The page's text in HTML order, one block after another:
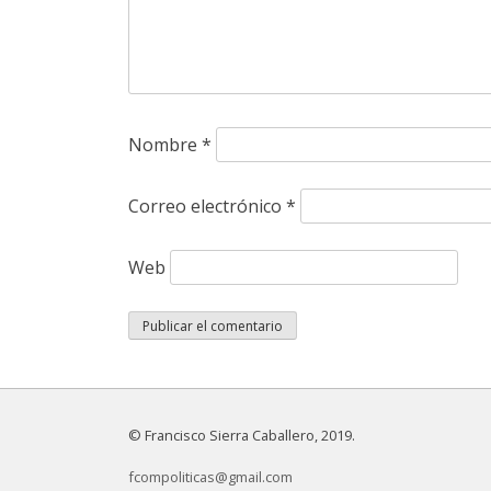
Nombre *
Correo electrónico *
Web
© Francisco Sierra Caballero, 2019.
fcompoliticas@gmail.com